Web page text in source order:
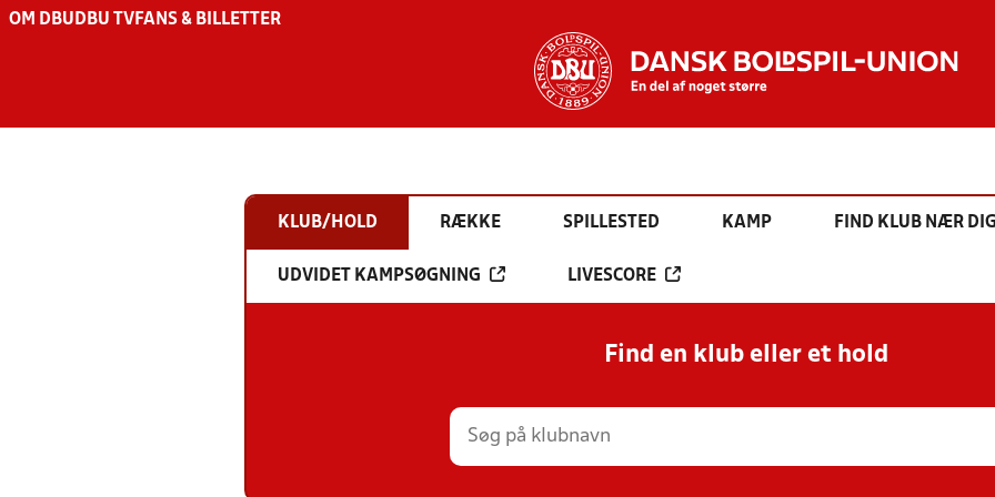
OM DBU DBU TV FANS & BILLETTER
KLUB/HOLD RÆKKE SPILLESTED KAMP FIND KLUB NÆR
UDVIDET KAMPSØGNING LIVESCORE
Find en klub eller et hold